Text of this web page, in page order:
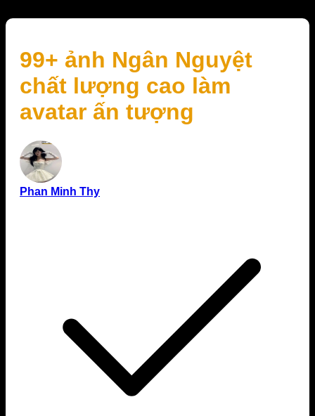
99+ ảnh Ngân Nguyệt
chất lượng cao làm
avatar ấn tượng
Phan Minh Thy